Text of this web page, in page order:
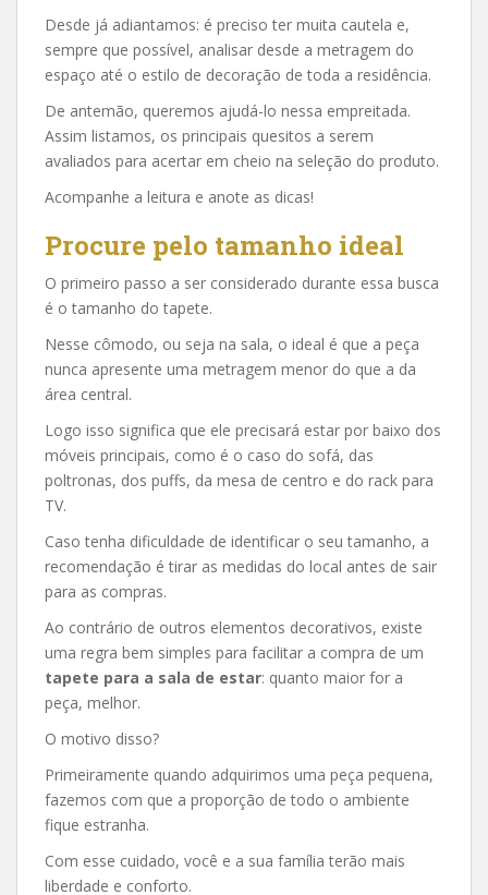
Desde já adiantamos: é preciso ter muita cautela e,
sempre que possível, analisar desde a metragem do
espaço até o estilo de decoração de toda a residência.
De antemão, queremos ajudá-lo nessa empreitada.
Assim listamos, os principais quesitos a serem
avaliados para acertar em cheio na seleção do produto.
Acompanhe a leitura e anote as dicas!
Procure pelo tamanho ideal
O primeiro passo a ser considerado durante essa busca
é o tamanho do tapete.
Nesse cômodo, ou seja na sala, o ideal é que a peça
nunca apresente uma metragem menor do que a da
área central.
Logo isso significa que ele precisará estar por baixo dos
móveis principais, como é o caso do sofá, das
poltronas, dos puffs, da mesa de centro e do rack para
TV.
Caso tenha dificuldade de identificar o seu tamanho, a
recomendação é tirar as medidas do local antes de sair
para as compras.
Ao contrário de outros elementos decorativos, existe
uma regra bem simples para facilitar a compra de um
tapete para a sala de estar: quanto maior for a
peça, melhor.
O motivo disso?
Primeiramente quando adquirimos uma peça pequena,
fazemos com que a proporção de todo o ambiente
fique estranha.
Com esse cuidado, você e a sua família terão mais
liberdade e conforto.